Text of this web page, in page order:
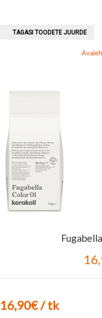
TAGASI TOODETE JUURDE
16,90€ / tk